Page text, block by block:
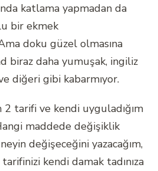
katlama yapmadan da
bir ekmek
doku güzel olmasına
biraz daha yumuşak, ingiliz
diğeri gibi kabarmıyor.
2 tarifi ve kendi uyguladığım
maddede değişiklik
değişeceğini yazacağım,
kendi damak tadınıza